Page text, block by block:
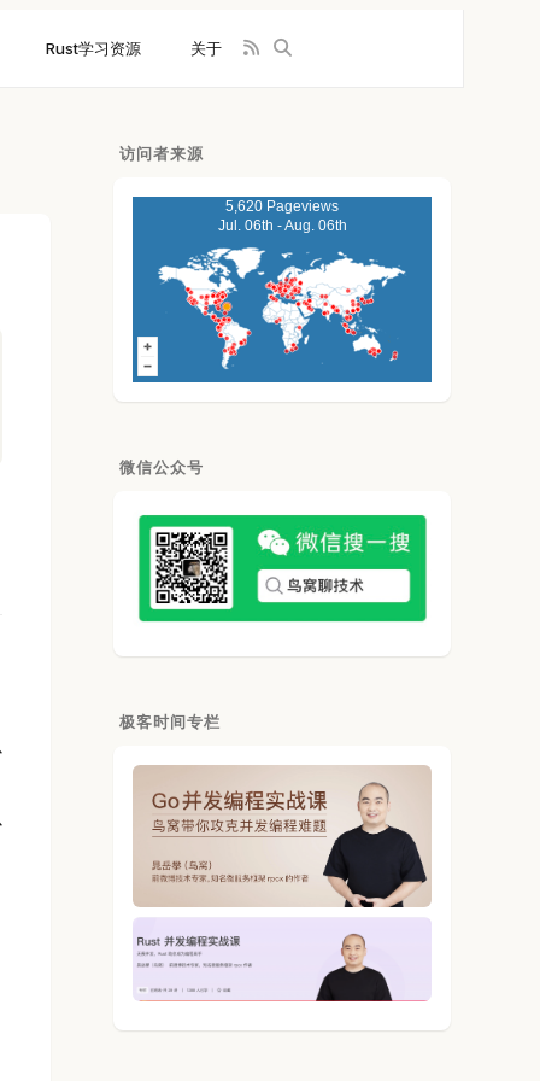
Rust学习资源 关于
访问者来源
5,620 Pageviews
Jul. 06th - Aug. 06th
微信公众号
极客时间专栏